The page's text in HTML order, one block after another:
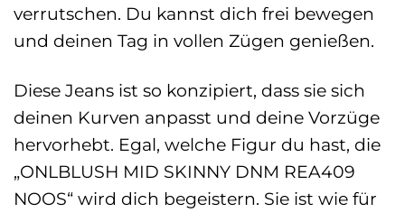
verrutschen. Du kannst dich frei bewegen
und deinen Tag in vollen Zügen genießen.
Diese Jeans ist so konzipiert, dass sie sich
deinen Kurven anpasst und deine Vorzüge
hervorhebt. Egal, welche Figur du hast, die
„ONLBLUSH MID SKINNY DNM REA409
NOOS“ wird dich begeistern. Sie ist wie für